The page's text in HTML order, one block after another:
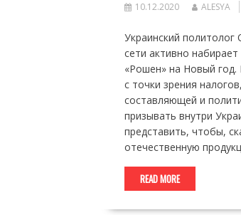
10.12.2020 ALESYA
Украинский политолог
сети активно
«Рошен» на Новый
с точки зрения
составляющей и
призывать внутри
представить, чтобы,
отечественную
READ MORE